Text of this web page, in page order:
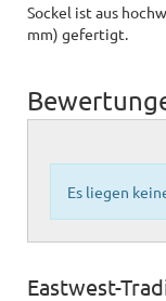
Sockel ist aus
mm) gefertigt.
Es liegen
Eastwest-